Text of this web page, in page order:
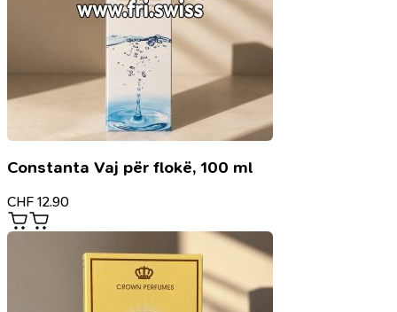
Constanta Vaj për flokë, 100 ml
CHF 12.90